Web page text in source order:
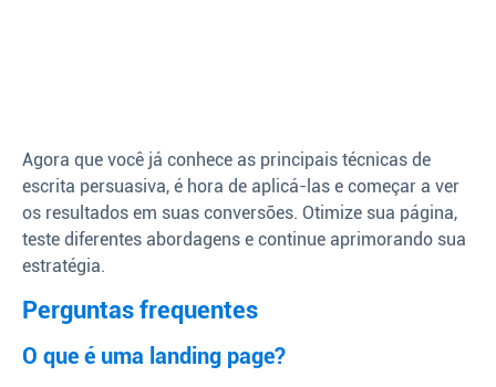
Agora que você já conhece as principais técnicas de
escrita persuasiva, é hora de aplicá-las e começar a ver
os resultados em suas conversões. Otimize sua página,
teste diferentes abordagens e continue aprimorando sua
estratégia.
Perguntas frequentes
O que é uma landing page?